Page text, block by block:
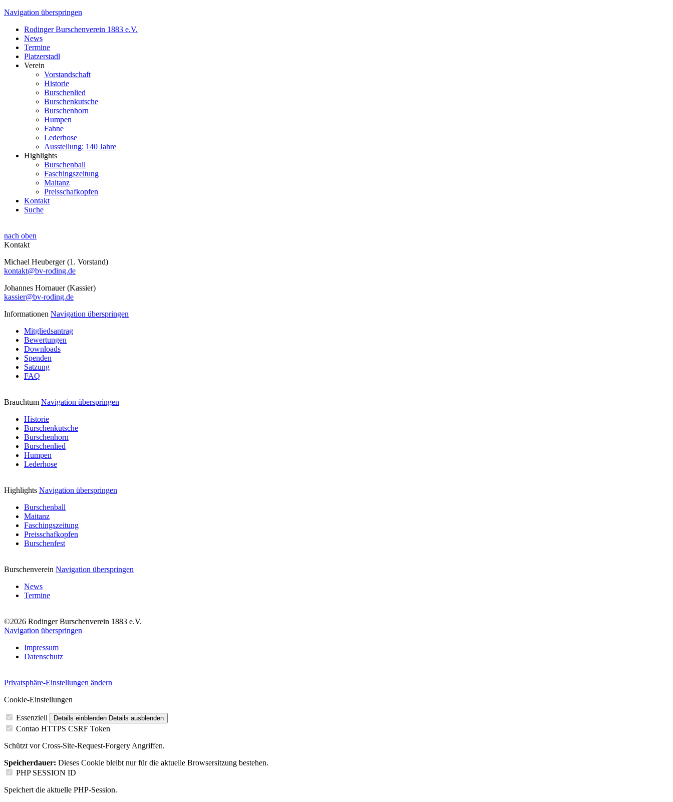
Navigation überspringen
Rodinger Burschenverein 1883 e.V.
News
Termine
Platzerstadl
Verein
Vorstandschaft
Historie
Burschenlied
Burschenkutsche
Burschenhorn
Humpen
Fahne
Lederhose
Ausstellung: 140 Jahre
Highlights
Burschenball
Faschingszeitung
Maitanz
Preisschafkopfen
Kontakt
Suche
nach oben
Kontakt
Michael Heuberger (1. Vorstand)
kontakt@bv-roding.de
Johannes Hornauer (Kassier)
kassier@bv-roding.de
Informationen Navigation überspringen
Mitgliedsantrag
Bewertungen
Downloads
Spenden
Satzung
FAQ
Brauchtum Navigation überspringen
Historie
Burschenkutsche
Burschenhorn
Burschenlied
Humpen
Lederhose
Highlights Navigation überspringen
Burschenball
Maitanz
Faschingszeitung
Preisschafkopfen
Burschenfest
Burschenverein Navigation überspringen
News
Termine
©2026 Rodinger Burschenverein 1883 e.V.
Navigation überspringen
Impressum
Datenschutz
Privatsphäre-Einstellungen ändern
Cookie-Einstellungen
Essenziell Details einblenden Details ausblenden
Contao HTTPS CSRF Token
Schützt vor Cross-Site-Request-Forgery Angriffen.
Speicherdauer: Dieses Cookie bleibt nur für die aktuelle Browsersitzung bestehen.
PHP SESSION ID
Speichert die aktuelle PHP-Session.